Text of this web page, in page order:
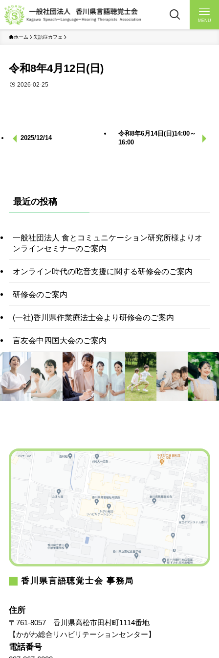
MENU
ホーム 失語症カフェ
令和8年4月12日(日)
2026-02-25
2025/12/14
令和8年6月14日(日)14:00～
16:00
最近の投稿
一般社団法人 食とコミュニケーション研究所様よりオ
ンラインセミナーのご案内
オンライン時代の吃音支援に関する研修会のご案内
研修会のご案内
(一社)香川県作業療法士会より研修会のご案内
言友会中四国大会のご案内
香川県言語聴覚士会 事務局
住所
〒761-8057 香川県高松市田村町1114番地
【かがわ総合リハビリテーションセンター】
電話番号